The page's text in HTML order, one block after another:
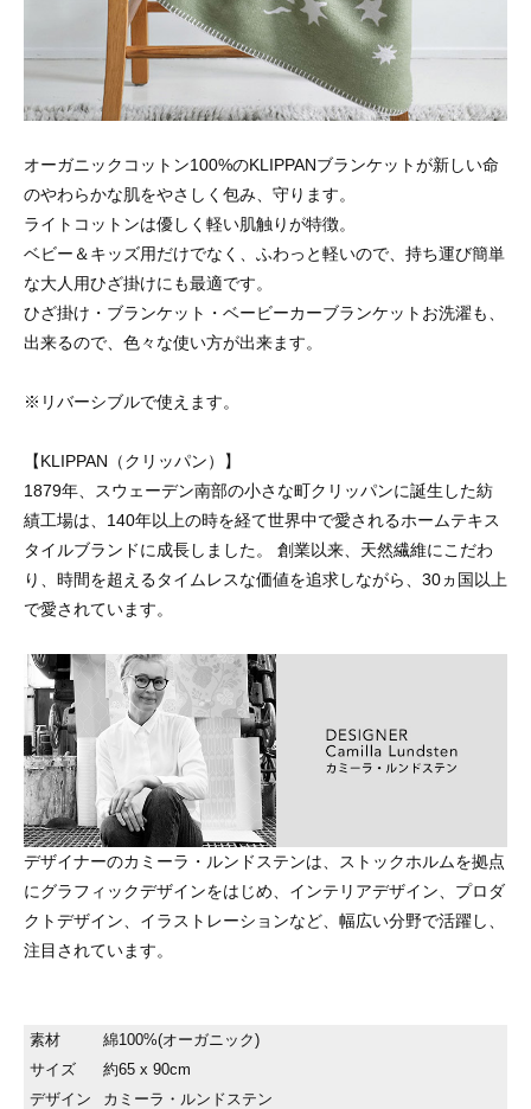
オーガニックコットン100%のKLIPPANブランケットが新しい命
のやわらかな肌をやさしく包み、守ります。
ライトコットンは優しく軽い肌触りが特徴。
ベビー＆キッズ用だけでなく、ふわっと軽いので、持ち運び簡単
な大人用ひざ掛けにも最適です。
ひざ掛け・ブランケット・ベービーカーブランケットお洗濯も、
出来るので、色々な使い方が出来ます。
※リバーシブルで使えます。
【KLIPPAN（クリッパン）】
1879年、スウェーデン南部の小さな町クリッパンに誕生した紡
績工場は、140年以上の時を経て世界中で愛されるホームテキス
タイルブランドに成長しました。 創業以来、天然繊維にこだわ
り、時間を超えるタイムレスな価値を追求しながら、30ヵ国以上
で愛されています。
デザイナーのカミーラ・ルンドステンは、ストックホルムを拠点
にグラフィックデザインをはじめ、インテリアデザイン、プロダ
クトデザイン、イラストレーションなど、幅広い分野で活躍し、
注目されています。
素材
綿100%(オーガニック)
サイズ
約65 x 90cm
デザイン
カミーラ・ルンドステン